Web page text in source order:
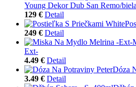
Young Dekor Dub San Remo/biela
129 € Detail
249 € Detail
Ext-
4.49 € Detail
Dóza
3.49 € Detail